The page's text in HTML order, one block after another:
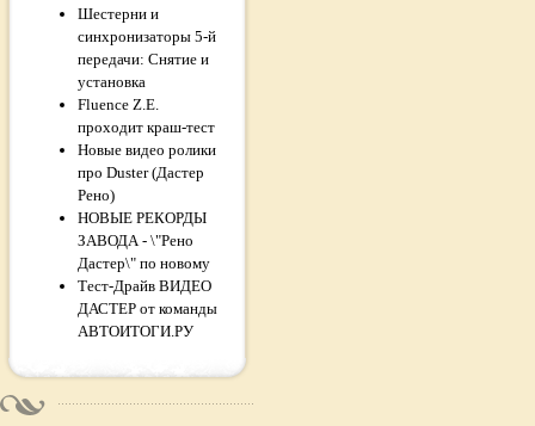
Шестерни и
синхронизаторы 5-й
передачи: Снятие и
установка
Fluence Z.E.
проходит краш-тест
Новые видео ролики
про Duster (Дастер
Рено)
НОВЫЕ РЕКОРДЫ
ЗАВОДА - \"Рено
Дастер\" по новому
Тест-Драйв ВИДЕО
ДАСТЕР от команды
АВТОИТОГИ.РУ